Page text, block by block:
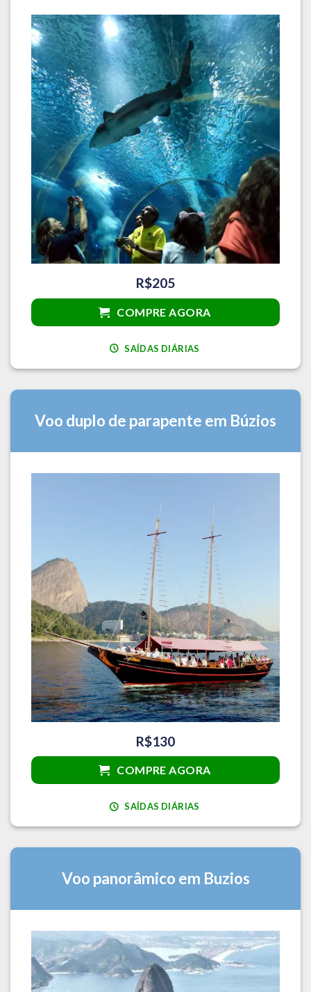
R$205
COMPRE AGORA
SAÍDAS DIÁRIAS
Voo duplo de parapente em Búzios
R$130
COMPRE AGORA
SAÍDAS DIÁRIAS
Voo panorâmico em Buzios